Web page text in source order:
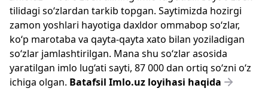
tilidagi so‘zlardan tarkib topgan. Saytimizda hozirgi
zamon yoshlari hayotiga daxldor ommabop so‘zlar,
ko‘p marotaba va qayta-qayta xato bilan yoziladigan
so‘zlar jamlashtirilgan. Mana shu so‘zlar asosida
yaratilgan imlo lug‘ati sayti, 87 000 dan ortiq so‘zni o‘z
ichiga olgan. Batafsil Imlo.uz loyihasi haqida